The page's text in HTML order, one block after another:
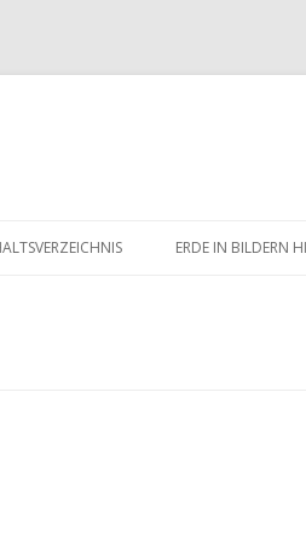
Inhalt ERDE IN BILDERN